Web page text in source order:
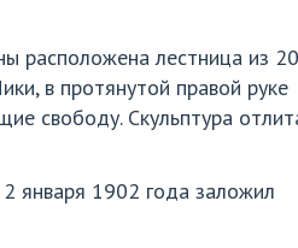
расположена лестница из
в протянутой правой руке
свободу. Скульптура
января 1902 года заложил